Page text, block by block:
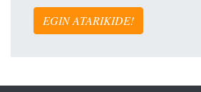
EGIN ATARIKIDE!